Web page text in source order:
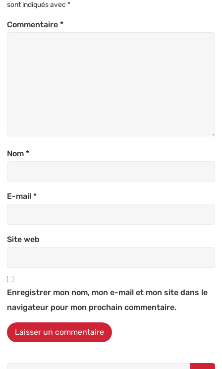
sont indiqués avec *
Commentaire *
Nom *
E-mail *
Site web
Enregistrer mon nom, mon e-mail et mon site dans le
navigateur pour mon prochain commentaire.